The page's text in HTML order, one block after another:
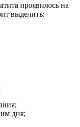
проявилось на
выделить:
дня;